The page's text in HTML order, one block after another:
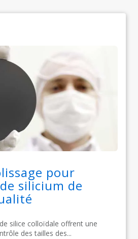
pour
silicium de
silice colloïdale offrent une
des tailles des...